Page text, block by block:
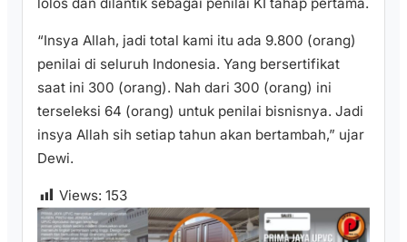
“Insya Allah, jadi total kami itu ada 9.800 (orang)
penilai di seluruh Indonesia. Yang bersertifikat
saat ini 300 (orang). Nah dari 300 (orang) ini
terseleksi 64 (orang) untuk penilai bisnisnya. Jadi
insya Allah sih setiap tahun akan bertambah,” ujar
Dewi.
Views: 153